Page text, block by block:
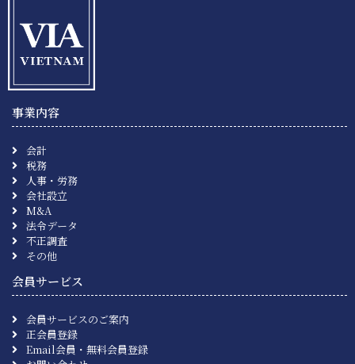
事業内容
会計
税務
人事・労務
会社設立
M&A
法令データ
不正調査
その他
会員サービス
会員サービスのご案内
正会員登録
Email会員・無料会員登録